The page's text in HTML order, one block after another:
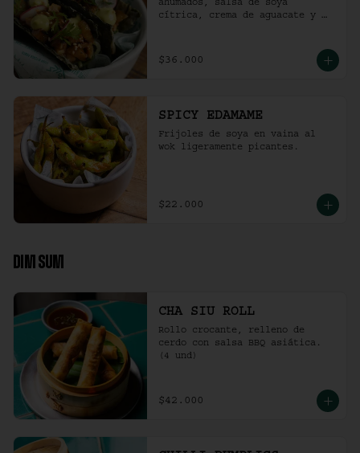
ahumados, salsa de soya
cítrica, crema de aguacate y
$36.000
SPICY EDAMAME
Frijoles de soya en vaina al
wok ligeramente picantes.
$22.000
DIM SUM
CHA SIU ROLL
Rollo crocante, relleno de
cerdo con salsa BBQ asiática.
(4 und)
$42.000